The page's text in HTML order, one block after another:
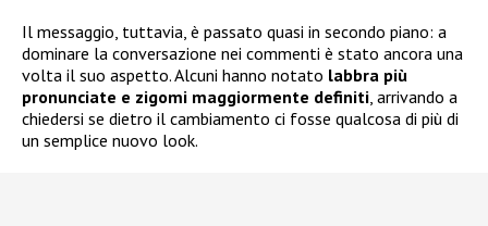
Il messaggio, tuttavia, è passato quasi in secondo piano: a
dominare la conversazione nei commenti è stato ancora una
volta il suo aspetto. Alcuni hanno notato labbra più
pronunciate e zigomi maggiormente definiti , arrivando a
chiedersi se dietro il cambiamento ci fosse qualcosa di più di
un semplice nuovo look.